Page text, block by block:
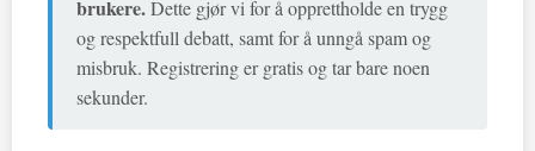
brukere.Dette gjør vi for å opprettholde en trygg
og respektfull debatt, samt for å unngå spam og
misbruk. Registrering er gratis og tar bare noen
sekunder.